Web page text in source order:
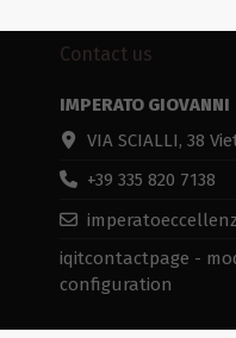
Contact us
IMPERATO GIOVANNI
VIA SCIALLI, 38
+39 335 820 7138
iqitcontactpage -
configuration